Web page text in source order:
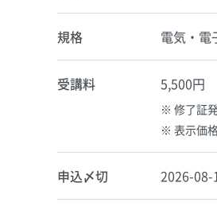
規格 電気・
受講料 5,500円
修了証
表示価
申込〆切 2026-08-